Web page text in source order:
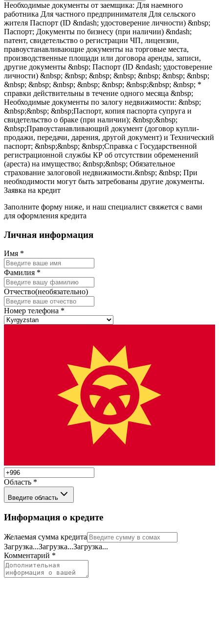
Необходимые документы от заемщика: Для наемного
работника Для частного предпринимателя Для сельского
жителя Паспорт (ID &ndash; удостоверение личности) &nbsp;
Паспорт; Документы по бизнесу (при наличии) &ndash;
патент, свидетельство о регистрации ЧП, лицензии,
правоустанавливающие документы на торговые места,
производственные площади или договора аренды, записи,
другие документы &nbsp; Паспорт (ID &ndash; удостоверение
личности) &nbsp; &nbsp; &nbsp; &nbsp; &nbsp; &nbsp; &nbsp;
&nbsp; &nbsp; &nbsp; &nbsp; &nbsp; &nbsp;&nbsp; &nbsp; *
справки действительны в течение одного месяца &nbsp;
Необходимые документы по залогу недвижимости: &nbsp;
&nbsp;&nbsp; &nbsp;Паспорт, копия паспорта супруга и
свидетельство о браке (при наличии); &nbsp;&nbsp;
&nbsp;Правоустанавливающий документ (договор купли-
продажи, передачи, дарения, другой документ) и Технический
паспорт; &nbsp;&nbsp; &nbsp;Справка с Государственной
регистрационной службы КР об отсутствии обременений
(ареста) на имущество; &nbsp;&nbsp; Обязательное
страхование залоговой недвижимости.&nbsp; &nbsp; При
необходимости могут быть затребованы другие документы.
Заявка на кредит
Заполните форму ниже, и наш специалист свяжется с вами
для оформления кредита
Личная информация
Имя *
Фамилия *
Отчество(необязательно)
Номер телефона *
Область *
Введите область
Информация о кредите
Желаемая сумма кредита
Загрузка...Загрузка...Загрузка...
Комментарий *